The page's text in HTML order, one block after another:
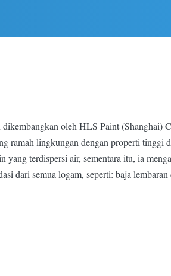
oleh HLS Paint (Shanghai)
ramah lingkungan dengan properti tinggi
terdispersi air, sementara itu, ia
dari semua logam, seperti: baja